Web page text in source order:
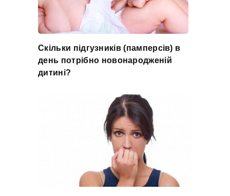
Скільки підгузників (памперсів) в
день потрібно новонародженій
дитині?